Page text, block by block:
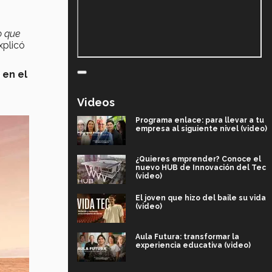
que
en el
Videos
Programa enlace: para llevar a tu
empresa al siguiente nivel (video)
¿Quieres emprender? Conoce el
nuevo HUB de Innovación del Tec
(video)
El joven que hizo del baile su vida
(video)
Aula Futura: transformar la
experiencia educativa (video)